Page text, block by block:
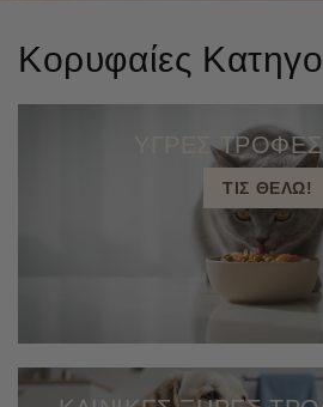
Κορυφαίες
ΥΓΡΕΣ
ΤΙΣ ΘΕΛΩ!